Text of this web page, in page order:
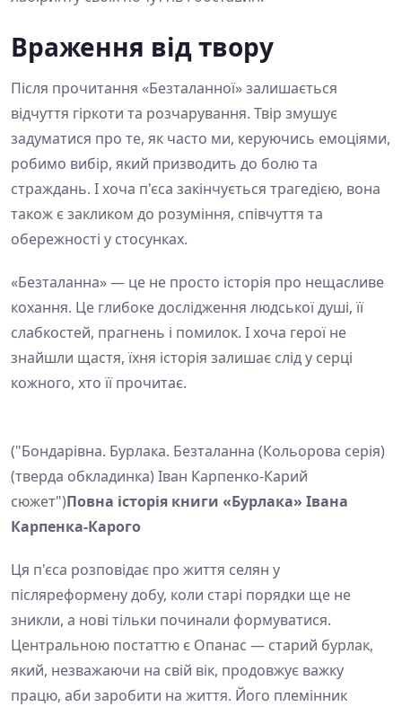
Враження від твору
Після прочитання «Безталанної» залишається
відчуття гіркоти та розчарування. Твір змушує
задуматися про те, як часто ми, керуючись емоціями,
робимо вибір, який призводить до болю та
страждань. І хоча п'єса закінчується трагедією, вона
також є закликом до розуміння, співчуття та
обережності у стосунках.
«Безталанна» — це не просто історія про нещасливе
кохання. Це глибоке дослідження людської душі, її
слабкостей, прагнень і помилок. І хоча герої не
знайшли щастя, їхня історія залишає слід у серці
кожного, хто її прочитає.
("Бондарівна. Бурлака. Безталанна (Кольорова серія)
(тверда обкладинка) Іван Карпенко-Карий
сюжет")Повна історія книги «Бурлака» Івана
Карпенка-Карого
Ця п'єса розповідає про життя селян у
післяреформену добу, коли старі порядки ще не
зникли, а нові тільки починали формуватися.
Центральною постаттю є Опанас — старий бурлак,
який, незважаючи на свій вік, продовжує важку
працю, аби заробити на життя. Його племінник